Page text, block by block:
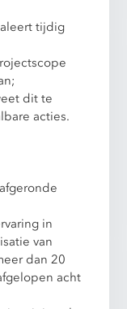
tijdig
dit te
acties.
in
van
dan 20
acht